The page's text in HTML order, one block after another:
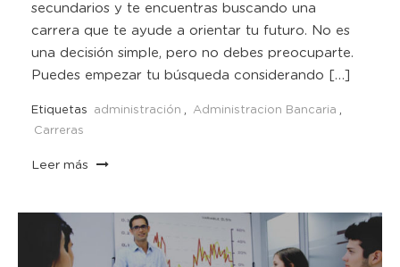
secundarios y te encuentras buscando una
carrera que te ayude a orientar tu futuro. No es
una decisión simple, pero no debes preocuparte.
Puedes empezar tu búsqueda considerando […]
Etiquetas administración , Administracion Bancaria ,
Carreras
Leer más